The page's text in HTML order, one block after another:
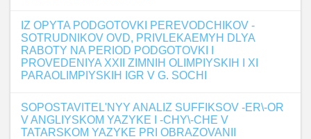
IZ OPYTA PODGOTOVKI PEREVODCHIKOV -
SOTRUDNIKOV OVD, PRIVLEKAEMYH DLYA
RABOTY NA PERIOD PODGOTOVKI I
PROVEDENIYA XXII ZIMNIH OLIMPIYSKIH I XI
PARAOLIMPIYSKIH IGR V G. SOCHI
SOPOSTAVITEL'NYY ANALIZ SUFFIKSOV -ER\-OR
V ANGLIYSKOM YAZYKE I -CHY\-CHE V
TATARSKOM YAZYKE PRI OBRAZOVANII